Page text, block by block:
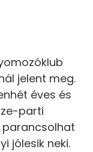
jelent meg.
éves és
parti
parancsolhat
jólesik neki.